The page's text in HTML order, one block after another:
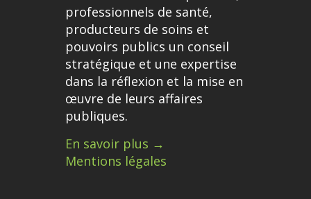
professionnels de santé,
producteurs de soins et
pouvoirs publics un conseil
stratégique et une expertise
dans la réflexion et la mise en
œuvre de leurs affaires
publiques.
En savoir plus →
Mentions légales